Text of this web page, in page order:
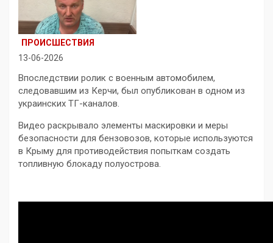
ПРОИСШЕСТВИЯ
13-06-2026
Впоследствии ролик с военным автомобилем,
следовавшим из Керчи, был опубликован в одном из
украинских ТГ-каналов.
Видео раскрывало элементы маскировки и меры
безопасности для бензовозов, которые используются
в Крыму для противодействия попыткам создать
топливную блокаду полуострова.